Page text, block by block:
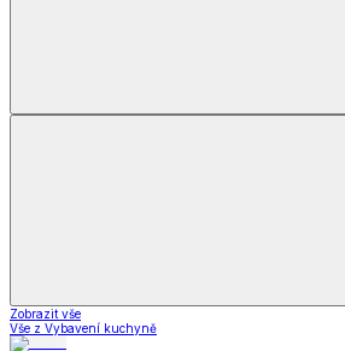
Zobrazit vše
Vše z Vybavení kuchyně